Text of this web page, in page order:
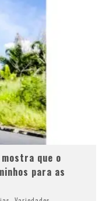
que o
para as